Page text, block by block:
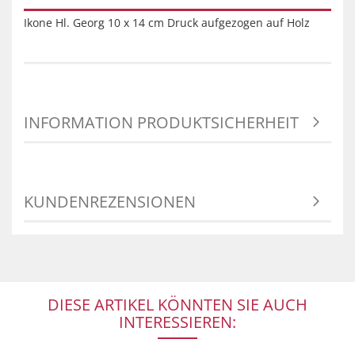
Ikone Hl. Georg 10 x 14 cm Druck aufgezogen auf Holz
INFORMATION PRODUKTSICHERHEIT
KUNDENREZENSIONEN
DIESE ARTIKEL KÖNNTEN SIE AUCH
INTERESSIEREN: